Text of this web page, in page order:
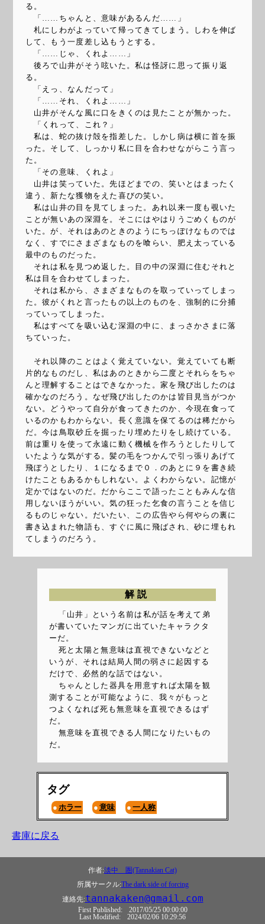
る。
「……ちゃんと、意味があるんだ……」
札にしわがよっていて帰ってきてしまう。しわを伸ば
して、もう一度差し込もうとする。
「……じゃ、くれよ……」
後ろで山井がそう呟いた。私は怪訝に思って振り返
る。
「えっ、なんだって」
「……それ、くれよ……」
山井がそんな風に口をきくのは見たことが無かった。
「くれって、これ？」
私は、蛇の抜け殻を指差した。しかし病は横に首を振
った。そして、しっかり私に目を合わせながらこう言っ
た。
「その意味、くれよ」
山井は笑っていた。先ほどまでの、笑いとはまったく
違う、新たな獲物をえた喜びの笑い。
私は山井の目を見てしまった。あれ以来一度も覗いた
ことが無いあの深淵を。そこにはやはりうごめくものが
いた。が、それはあのときのようにちっぽけなものでは
なく、すでにさまざまなものを喰らい、肥え太っている
最中のものだった。
それは私を見つめ返した。目の中の深淵に住むそれと
私は目を合わせてしまった。
それは私から、さまざまなものを取っていってしまっ
た。彼がくれと言ったもの以上のものを、強制的に分捕
っていってしまった。
私はすべてを吸い込む深淵の中に、まっさかさまに落
ちていった。
それ以降のことはよく覚えていない。覚えていても断
片的なものだし、私はあのときから二度とそれらをちゃ
んと理解することはできなかった。家を飛び出したのは
確かなのだろう。なぜ飛び出したのかは皆目見当がつか
ない。どうやって自分が食ってきたのか、今現在食って
いるのかもわからない。長く意識を保てるのは稀だから
だ。今は鳥取砂丘を掘ったり埋めたりをし続けている。
前は重りを使って永遠に動く機械を作ろうとしたりして
いたような気がする。髪の毛をつかんで引っ張りあげて
飛ぼうとしたり、１になるまで０．のあとに９を書き続
けたこともあるかもしれない。よくわからない。記憶が
定かではないのだ。だからここで語ったこともみんな信
用しないほうがいい。気の狂った乞食の言うことを信じ
るものじゃない。だいたい、この広告やら何やらの裏に
書き込まれた物語も、すぐに風に飛ばされ、砂に埋もれ
てしまうのだろう。
解説
「山井」という名前は私が話を考えて弟
が書いていたマンガに出ていたキャラクタ
ーだ。
死と太陽と無意味は直視できないなどと
いうが、それは結局人間の弱さに起因する
だけで、必然的な話ではない。
ちゃんとした器具を用意すれば太陽を観
測することが可能なように、我々がもっと
つよくなれば死も無意味を直視できるはず
だ。
無意味を直視できる人間になりたいもの
だ。
タグ
ホラー 意味 一人称
書庫に戻る
作者:淡中 圏(Tannakian Cat)
所属サークル:The dark side of forcing
連絡先:tannakaken@gmail.com
First Published:
2017/05/25 00:00:00
Last Modified:
2024/02/06 10:29:56